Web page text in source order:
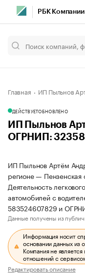
РБК Компании
Главная ИП Пыльнов
ДЕЙСТВУЕТОБНОВЛЕНО
ИП Пыльнов
ОГРНИП:
ИП Пыльнов Артём
регионе — Пензенская
Деятельность
автомобилей с
583524607829 и
Данные получены из
Информация носит
основании данных из
Компания не
отношений с
Редактировать описание